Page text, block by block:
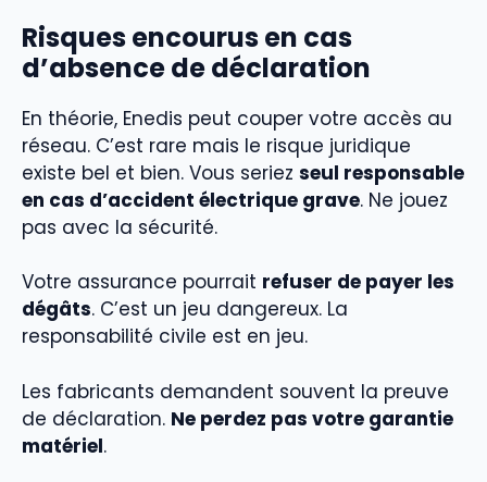
Risques encourus en cas
d’absence de déclaration
En théorie, Enedis peut couper votre accès au
réseau. C’est rare mais le risque juridique
existe bel et bien. Vous seriez seul responsable
en cas d’accident électrique grave. Ne jouez
pas avec la sécurité.
Votre assurance pourrait refuser de payer les
dégâts. C’est un jeu dangereux. La
responsabilité civile est en jeu.
Les fabricants demandent souvent la preuve
de déclaration. Ne perdez pas votre garantie
matériel.